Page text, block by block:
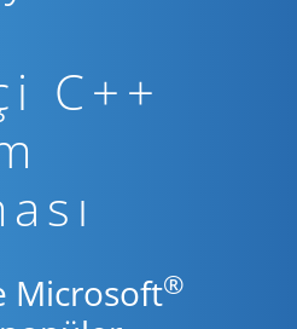
C++
Microsoft®